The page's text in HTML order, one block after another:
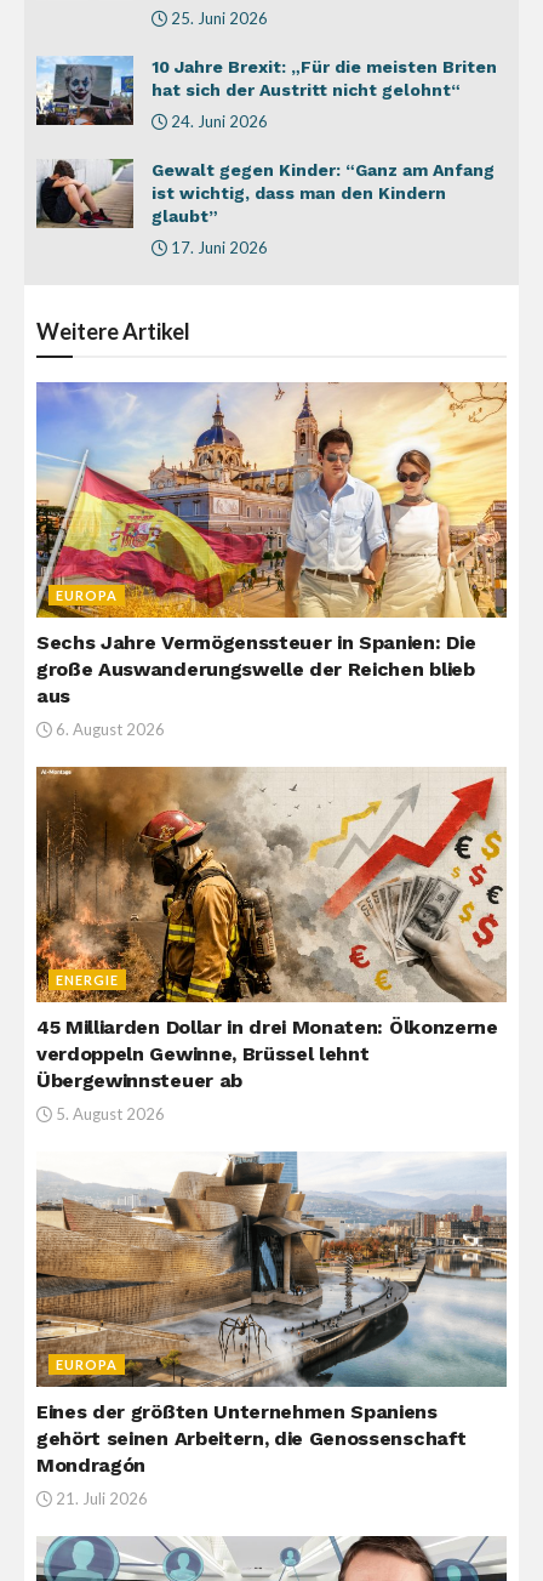
25. Juni 2026
10 Jahre Brexit: „Für die meisten Briten
hat sich der Austritt nicht gelohnt“
24. Juni 2026
Gewalt gegen Kinder: “Ganz am Anfang
ist wichtig, dass man den Kindern
glaubt”
17. Juni 2026
WeitereArtikel
EUROPA
Sechs Jahre Vermögenssteuer in Spanien: Die
große Auswanderungswelle der Reichen blieb
aus
6. August 2026
ENERGIE
45 Milliarden Dollar in drei Monaten: Ölkonzerne
verdoppeln Gewinne, Brüssel lehnt
Übergewinnsteuer ab
5. August 2026
EUROPA
Eines der größten Unternehmen Spaniens
gehört seinen Arbeitern, die Genossenschaft
Mondragón
21. Juli 2026